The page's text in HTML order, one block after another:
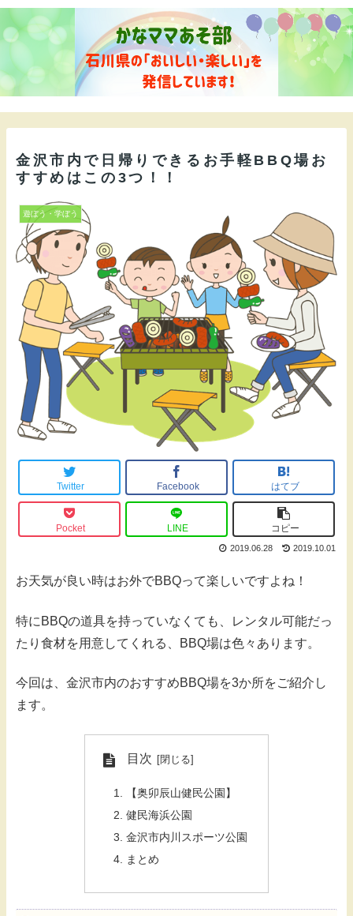
金沢市内で日帰りできるお手軽BBQ場お
すすめはこの3つ！！
遊ぼう・学ぼう
Twitter Facebook はてブ
Pocket LINE コピー
2019.10.01
2019.06.28
お天気が良い時はお外でBBQって楽しいですよね！
特にBBQの道具を持っていなくても、レンタル可能だっ
たり食材を用意してくれる、BBQ場は色々あります。
今回は、金沢市内のおすすめBBQ場を3か所をご紹介し
ます。
目次
【奥卯辰山健民公園】
健民海浜公園
金沢市内川スポーツ公園
まとめ